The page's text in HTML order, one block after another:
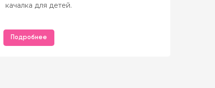
качалка для детей.
Подробнее